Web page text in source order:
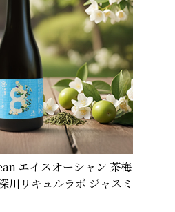
エイスオーシャン 茶梅
川リキュルラボ ジャスミ